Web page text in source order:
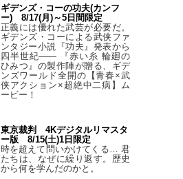
ギデンズ・コーの功夫(カンフ
ー) 8/17(月)～5日間限定
正義には優れた武芸が必要だ。
ギデンズ・コーによる武侠ファ
ンタジー小説『功夫』発表から
四半世紀―― 『赤い糸 輪廻の
ひみつ』の製作陣が贈る、ギデ
ンズワールド全開の【青春×武
侠アクション×超絶中二病】ム
ービー！
東京裁判 4Kデジタルリマスタ
ー版 8/15(土)1日限定
時を超えて問いかけてくる… 君
たちは、なぜに繰り返す。歴史
から何を学んだのかと。